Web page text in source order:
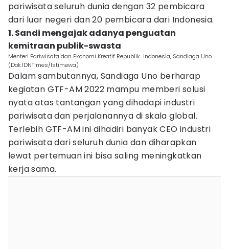
pariwisata seluruh dunia dengan 32 pembicara
dari luar negeri dan 20 pembicara dari Indonesia.
1. Sandi mengajak adanya penguatan
kemitraan publik-swasta
Menteri Pariwisata dan Ekonomi Kreatif Republik Indonesia, Sandiaga Uno
(Dok.IDNTimes/Istimewa)
Dalam sambutannya, Sandiaga Uno berharap
kegiatan GTF-AM 2022 mampu memberi solusi
nyata atas tantangan yang dihadapi industri
pariwisata dan perjalanannya di skala global.
Terlebih GTF-AM ini dihadiri banyak CEO industri
pariwisata dari seluruh dunia dan diharapkan
lewat pertemuan ini bisa saling meningkatkan
kerja sama.